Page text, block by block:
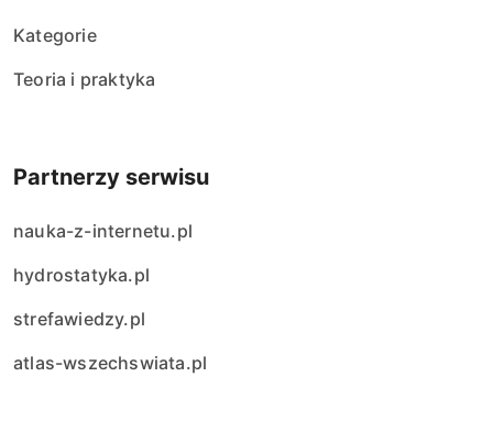
Kategorie
Teoria i praktyka
Partnerzy serwisu
nauka-z-internetu.pl
hydrostatyka.pl
strefawiedzy.pl
atlas-wszechswiata.pl